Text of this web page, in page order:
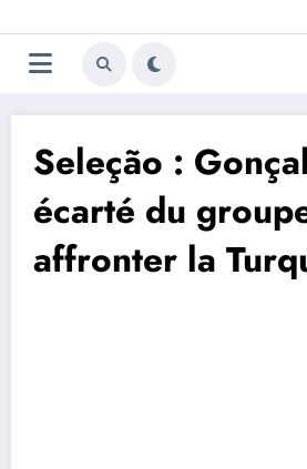
au
contenu
Seleção :
écarté du
affronter la